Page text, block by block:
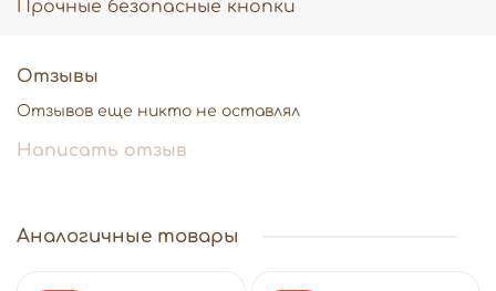
Прочные безопасные кнопки
Отзывы
Отзывов еще никто не оставлял
Написать отзыв
Аналогичные товары